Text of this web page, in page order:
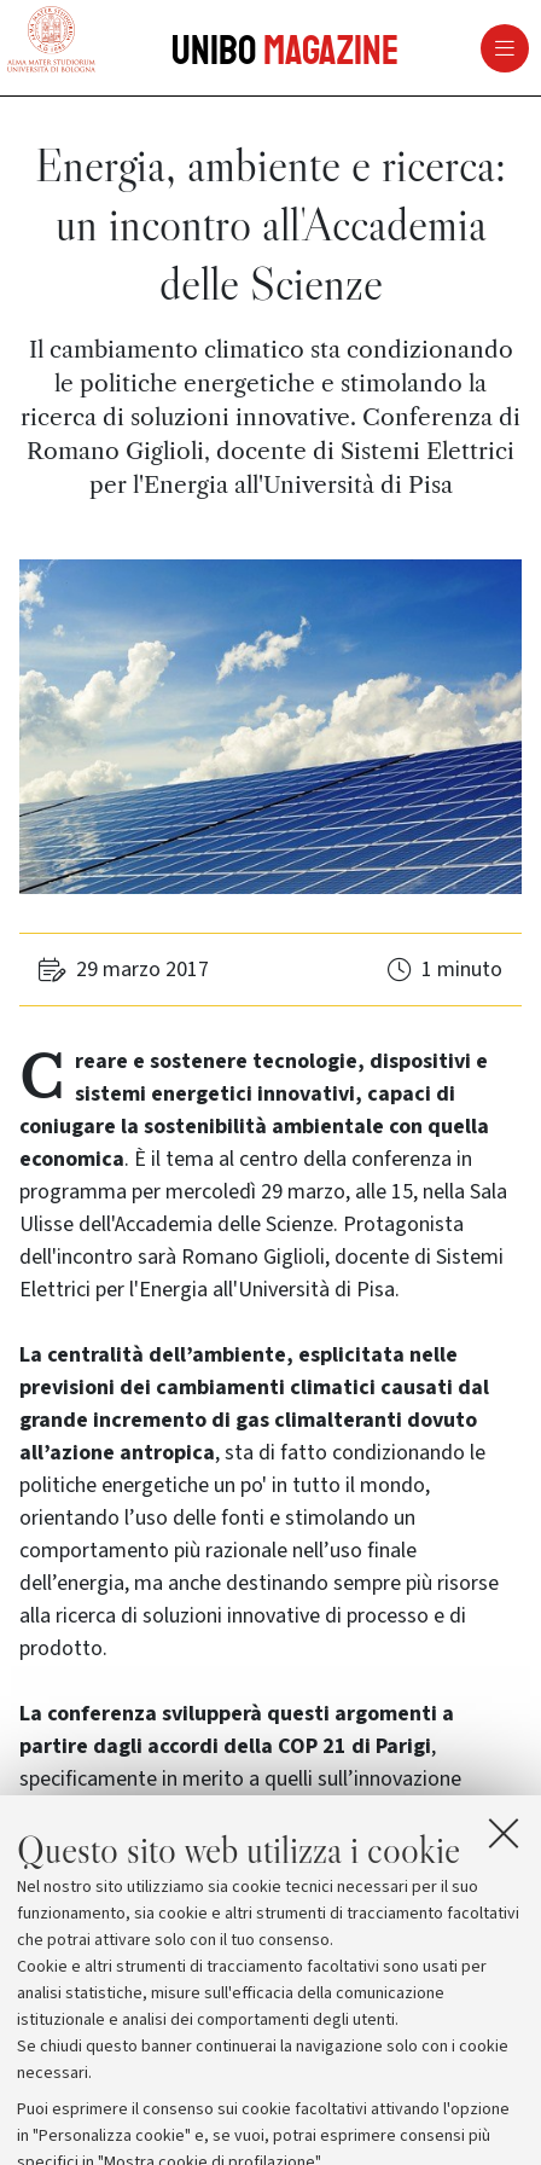
Questo sito web utilizza i cookie
Nel nostro sito utilizziamo sia cookie tecnici necessari per il suo
funzionamento, sia cookie e altri strumenti di tracciamento facoltativi
che potrai attivare solo con il tuo consenso.
Cookie e altri strumenti di tracciamento facoltativi sono usati per
analisi statistiche, misure sull'efficacia della comunicazione
istituzionale e analisi dei comportamenti degli utenti.
Se chiudi questo banner continuerai la navigazione solo con i cookie
necessari.
Puoi esprimere il consenso sui cookie facoltativi attivando l'opzione
in "Personalizza cookie" e, se vuoi, potrai esprimere consensi più
vai al contenuto della pagina
UniboMagazine
Energia, ambiente e ricerca:
un incontro all'Accademia
delle Scienze
Il cambiamento climatico sta condizionando
le politiche energetiche e stimolando la
ricerca di soluzioni innovative. Conferenza di
Romano Giglioli, docente di Sistemi Elettrici
per l'Energia all'Università di Pisa
29 marzo 2017 1 minuto
Creare e sostenere tecnologie, dispositivi e sistemi energetici innovativi, capaci di
coniugare la sostenibilità ambientale con quella
economica. È il tema al centro della conferenza in
programma per mercoledì 29 marzo, alle 15, nella Sala
Ulisse dell'Accademia delle Scienze. Protagonista
dell'incontro sarà Romano Giglioli, docente di Sistemi
Elettrici per l'Energia all'Università di Pisa.
La centralità dell’ambiente, esplicitata nelle
previsioni dei cambiamenti climatici causati dal
grande incremento di gas climalteranti dovuto
all’azione antropica, sta di fatto condizionando le
politiche energetiche un po' in tutto il mondo,
orientando l’uso delle fonti e stimolando un
comportamento più razionale nell’uso finale
dell’energia, ma anche destinando sempre più risorse
alla ricerca di soluzioni innovative di processo e di
prodotto.
La conferenza svilupperà questi argomenti a
partire dagli accordi della COP 21 di Parigi,
specificamente in merito a quelli sull’innovazione
(Mission Innovation), alla politica europea Enrgy Union
e alla sua componente di pianificazione della ricerca
(SET Plan), alla politica nazionale per la nuova SEN e al
Piano Nazionale della Ricerca (PNR), anche per mezzo
di alcuni esempi di soluzioni innovative nel settore.
Archivio
Comunicati stampa